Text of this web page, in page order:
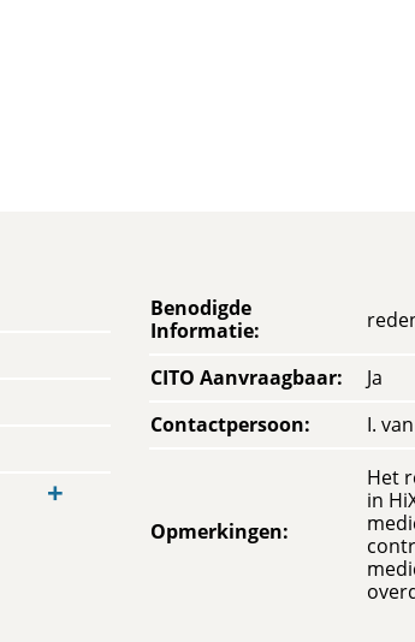
+
Benodigde
Informatie:
CITO Aanvraagbaar:
Ja
Contactpersoon: I.
Opmerkingen:
Het
in